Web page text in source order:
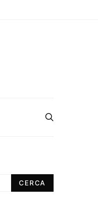
CERCA